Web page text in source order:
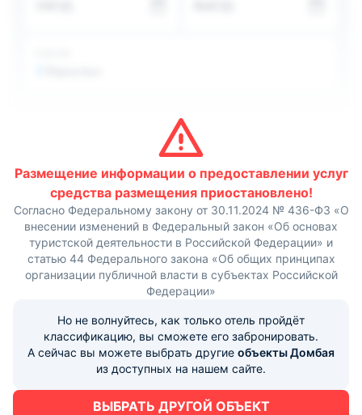
автомобильная парковка, не оплачивается.
Совсем рядом с "Золотым мустангом" много
природных парков, Чучхурский водопад, ущелье
Алибек, хребет Мусса-Ачитара, красивешее Турье
Размещение информации о предоставлении услуг
средства размещения приостановлено!
Согласно Федеральному закону от 30.11.2024 № 436-ФЗ «О
внесении изменений в Федеральный закон «Об основах
туристской деятельности в Российской Федерации» и
статью 44 Федерального закона «Об общих принципах
организации публичной власти в субъектах Российской
Федерации»
Но не волнуйтесь, как только отель пройдёт
классификацию, вы сможете его забронировать.
А сейчас вы можете выбрать другие объекты Домбая
из доступных на нашем сайте.
ВЫБРАТЬ ДРУГОЙ ОБЪЕКТ